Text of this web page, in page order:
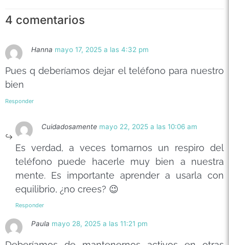
4 comentarios
Hanna mayo 17, 2025 a las 4:32 pm
Pues q deberíamos dejar el teléfono para nuestro
bien
Responder
Cuidadosamente mayo 22, 2025 a las 10:06 am
Es verdad, a veces tomarnos un respiro del
teléfono puede hacerle muy bien a nuestra
mente. Es importante aprender a usarla con
equilibrio, ¿no crees? 😉
Responder
Paula mayo 28, 2025 a las 11:21 pm